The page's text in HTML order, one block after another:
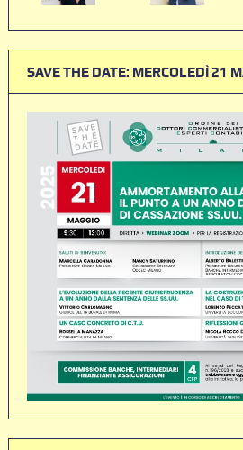
SAVE THE DATE: MERCOLEDÌ 21